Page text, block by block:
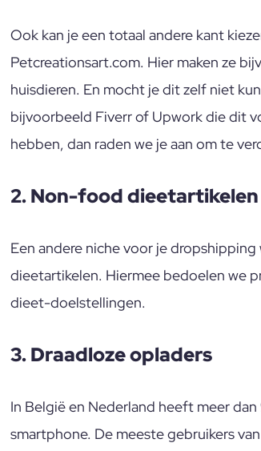
Ook kan je een totaal andere kant
Petcreationsart.com. Hier maken ze
huisdieren. En mocht je dit zelf niet
bijvoorbeeld Fiverr of Upwork die dit
hebben, dan raden we je aan om te
2. Non-food dieetartikelen
Een andere niche voor je
dieetartikelen. Hiermee bedoelen we
dieet-doelstellingen.
3. Draadloze opladers
In België en Nederland heeft meer
smartphone. De meeste gebruikers